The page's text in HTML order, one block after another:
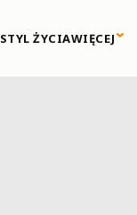
STYL ŻYCIAWIĘCEJ